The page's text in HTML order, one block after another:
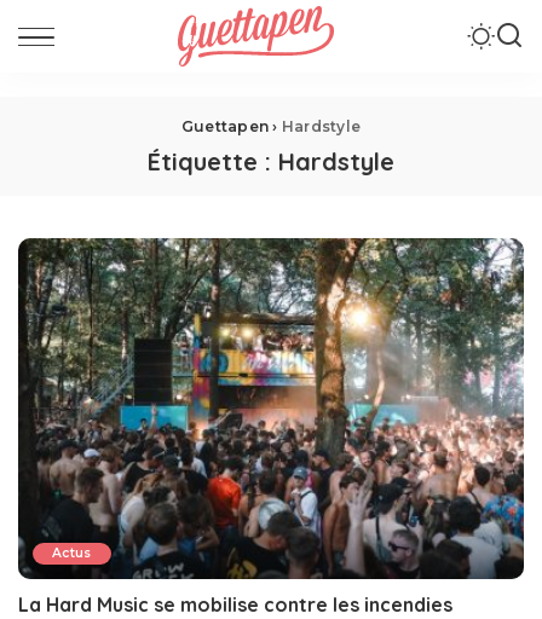
Guettapen › Hardstyle
Étiquette : Hardstyle
Actus
La Hard Music se mobilise contre les incendies